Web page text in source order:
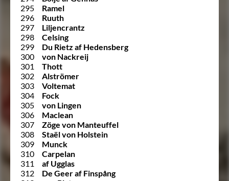
295
Ramel
296
Ruuth
297
Liljencrantz
298
Celsing
299
Du Rietz af Hedensberg
300
von Nackreij
301
Thott
302
Alströmer
303
Voltemat
304
Fock
305
von Lingen
306
Maclean
307
Zöge von Manteuffel
308
Staël von Holstein
309
Munck
310
Carpelan
311
af Ugglas
312
De Geer af Finspång